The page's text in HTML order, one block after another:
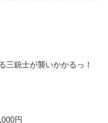
三銃士が襲いかかるっ！
円